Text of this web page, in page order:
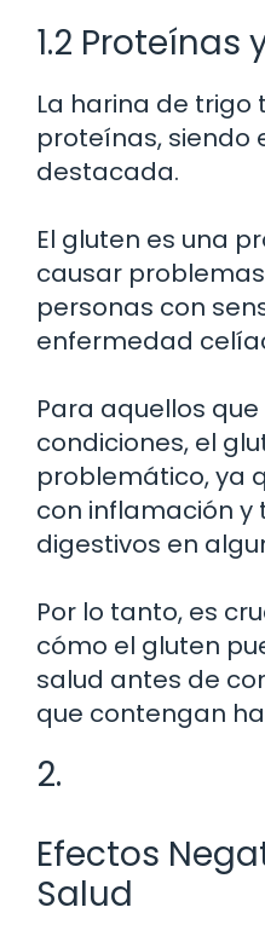
1.2 Proteínas
La harina de
proteínas, siendo
destacada.
El gluten es una
causar
personas con
enfermedad
Para aquellos
condiciones, el
problemático, ya
con inflamación y
digestivos en
Por lo tanto, es
cómo el gluten
salud antes de
que contengan
2.
Efectos
Salud